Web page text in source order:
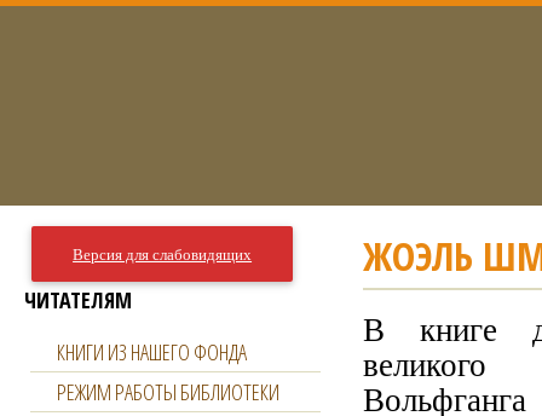
ЖОЭЛЬ
В книге
великого
Версия для слабовидящих
ЧИТАТЕЛЯМ
КНИГИ ИЗ НАШЕГО ФОНДА
РЕЖИМ РАБОТЫ БИБЛИОТЕКИ